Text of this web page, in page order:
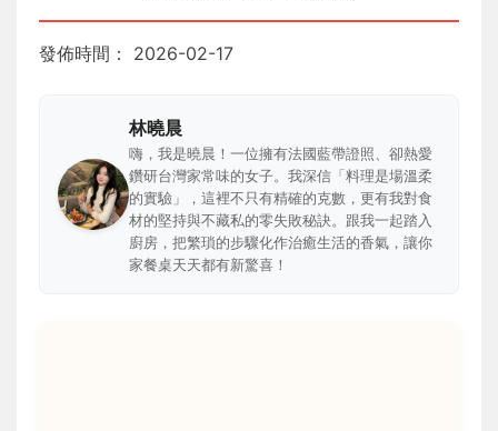
發佈時間： 2026-02-17
林曉晨
嗨，我是曉晨！一位擁有法國藍帶證照、卻熱愛
鑽研台灣家常味的女子。我深信「料理是場溫柔
的實驗」，這裡不只有精確的克數，更有我對食
材的堅持與不藏私的零失敗秘訣。跟我一起踏入
廚房，把繁瑣的步驟化作治癒生活的香氣，讓你
家餐桌天天都有新驚喜！